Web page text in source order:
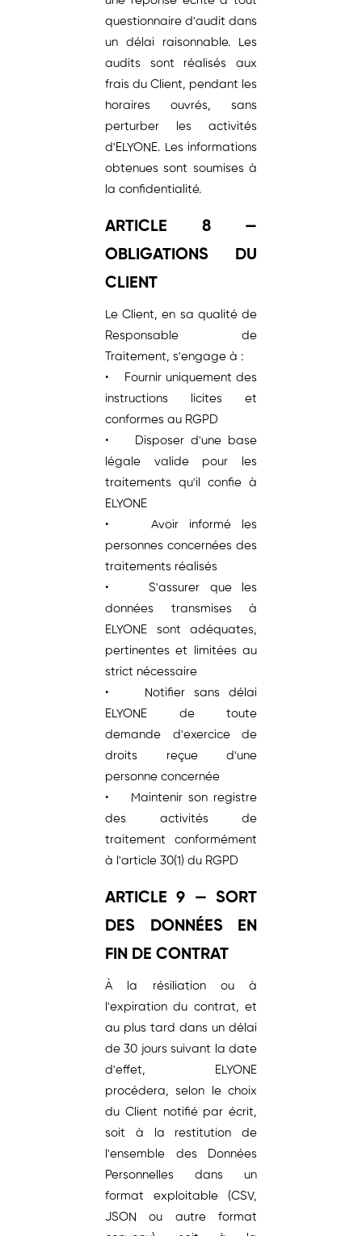
questionnaire d'audit dans
un délai raisonnable. Les
audits sont réalisés aux
frais du Client, pendant les
horaires ouvrés, sans
perturber les activités
d'ELYONE. Les informations
obtenues sont soumises à
la confidentialité.
ARTICLE 8 —
OBLIGATIONS DU
CLIENT
Le Client, en sa qualité de
Responsable de
Traitement, s'engage à :
• Fournir uniquement des
instructions licites et
conformes au RGPD
• Disposer d'une base
légale valide pour les
traitements qu'il confie à
ELYONE
• Avoir informé les
personnes concernées des
traitements réalisés
• S'assurer que les
données transmises à
ELYONE sont adéquates,
pertinentes et limitées au
strict nécessaire
• Notifier sans délai
ELYONE de toute
demande d'exercice de
droits reçue d'une
personne concernée
• Maintenir son registre
des activités de
traitement conformément
à l'article 30(1) du RGPD
ARTICLE 9 — SORT
DES DONNÉES EN
FIN DE CONTRAT
À la résiliation ou à
l'expiration du contrat, et
au plus tard dans un délai
de 30 jours suivant la date
d'effet, ELYONE
procédera, selon le choix
du Client notifié par écrit,
soit à la restitution de
l'ensemble des Données
Personnelles dans un
format exploitable (CSV,
JSON ou autre format